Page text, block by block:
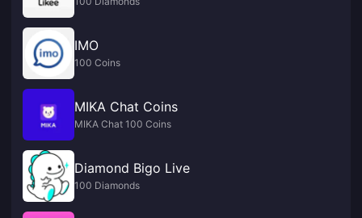
IMO
100 Coins
MIKA Chat Coins
MIKA Chat 100 Coins
Diamond Bigo Live
100 Diamonds